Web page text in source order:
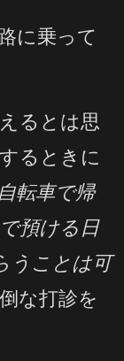
に乗って
るとは思
るときに
転車で帰
預ける日
うことは可
な打診を